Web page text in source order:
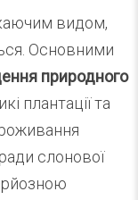
видом,
Основними
природного
плантації та
слонової